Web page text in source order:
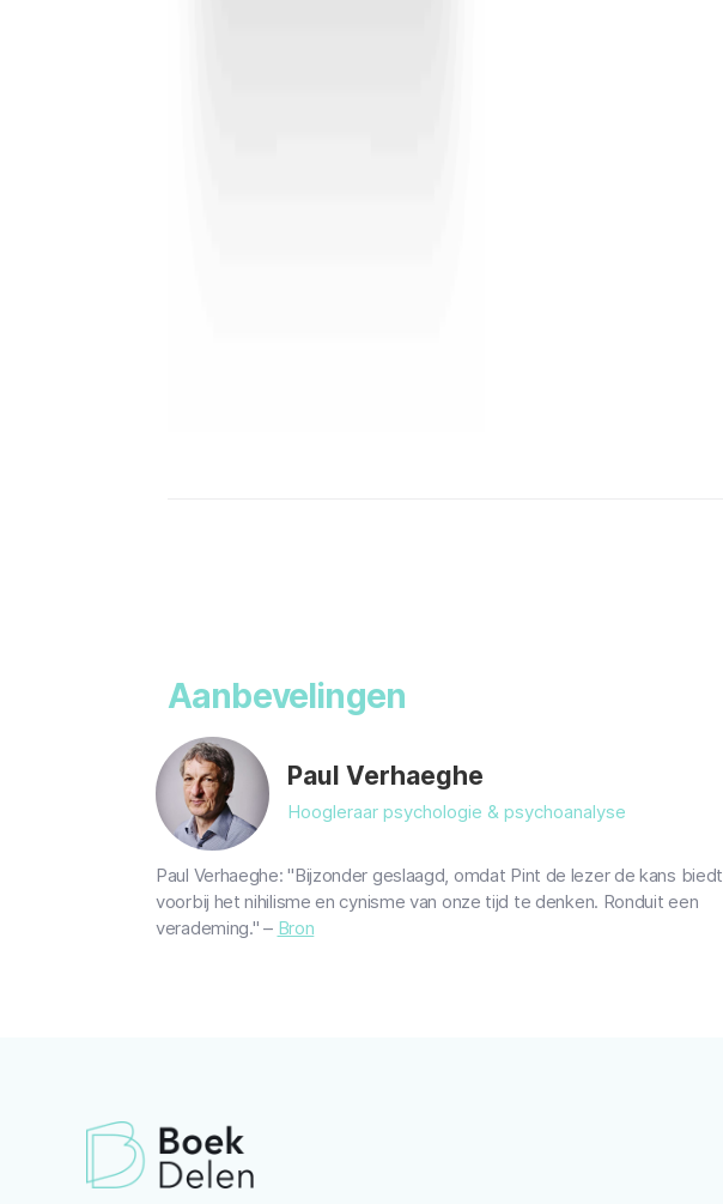
Aanbevelingen
Paul Verhaeghe
Hoogleraar psychologie & psychoanalyse
Paul Verhaeghe: "Bijzonder geslaagd, omdat Pint de lezer de kans biedt
voorbij het nihilisme en cynisme van onze tijd te denken. Ronduit een
verademing." – Bron